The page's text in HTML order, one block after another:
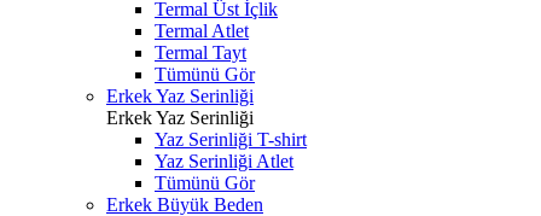
Termal Üst İçlik
Termal Atlet
Termal Tayt
Tümünü Gör
Erkek Yaz Serinliği
Erkek Yaz Serinliği
Yaz Serinliği T-shirt
Yaz Serinliği Atlet
Tümünü Gör
Erkek Büyük Beden